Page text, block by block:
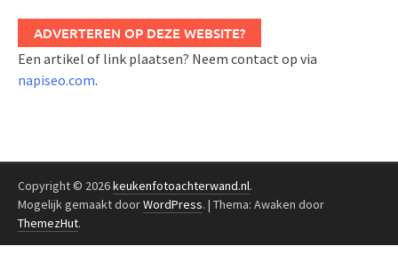
ADVERTEREN OP DEZE WEBSITE?
Een artikel of link plaatsen? Neem contact op via
napiseo.com.
Copyright © 2026keukenfotoachterwand.nl.
Mogelijk gemaakt doorWordPress. | Thema: Awaken door
ThemezHut.